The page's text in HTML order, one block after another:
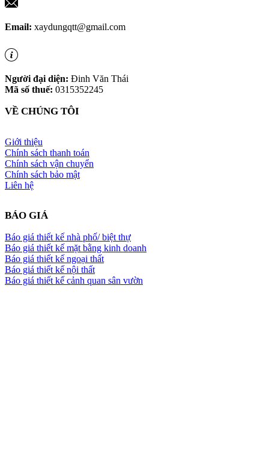
Email: xaydungqtt@gmail.com
Người đại diện: Đinh Văn Thái
Mã số thuế: 0315352245
VỀ CHÚNG TÔI
Giới thiệu
Chính sách thanh toán
Chính sách vận chuyển
Chính sách bảo mật
Liên hệ
BÁO GIÁ
Báo giá thiết kế nhà phố/ biệt thự
Báo giá thiết kế mặt bằng kinh doanh
Báo giá thiết kế ngoại thất
Báo giá thiết kế nội thất
Báo giá thiết kế cảnh quan sân vườn